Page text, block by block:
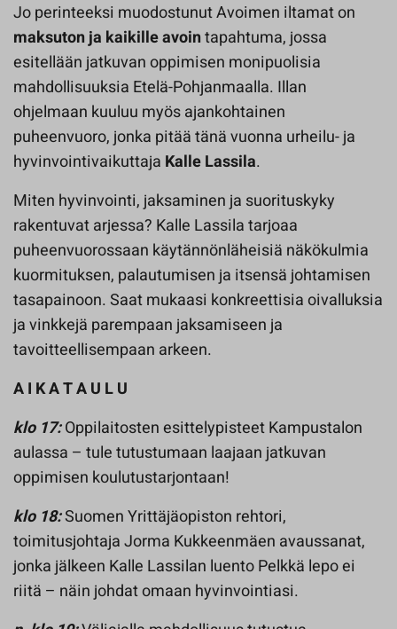
Jo perinteeksi muodostunut Avoimen iltamat on
maksuton ja kaikille avointapahtuma, jossa
esitellään jatkuvan oppimisen monipuolisia
mahdollisuuksia Etelä-​Pohjanmaalla. Illan
ohjelmaan kuuluu myös ajankohtainen
puheenvuoro, jonka pitää tänä vuonna urheilu- ja
hyvinvointivaikuttaja Kalle Lassila.
Miten hyvinvointi, jaksaminen ja suorituskyky
rakentuvat arjessa? Kalle Lassila tarjoaa
puheenvuorossaan käytännönläheisiä näkökulmia
kuormituksen, palautumisen ja itsensä johtamisen
tasapainoon. Saat mukaasi konkreettisia oivalluksia
ja vinkkejä parempaan jaksamiseen ja
tavoitteellisempaan arkeen.
A I K A T A U L U
klo 17:Oppilaitosten esittelypisteet Kampustalon
aulassa – tule tutustumaan laajaan jatkuvan
oppimisen koulutustarjontaan!
klo 18:Suomen Yrittäjäopiston rehtori,
toimitusjohtaja Jorma Kukkeenmäen avaussanat,
jonka jälkeen Kalle Lassilan luento Pelkkä lepo ei
riitä – näin johdat omaan hyvinvointiasi.